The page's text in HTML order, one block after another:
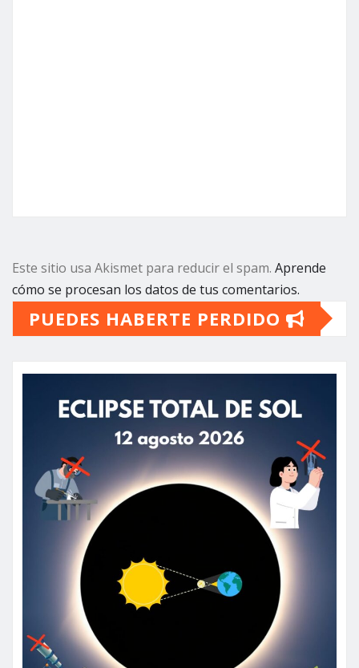
Este sitio usa Akismet para reducir el spam. Aprende
cómo se procesan los datos de tus comentarios.
PUEDES HABERTE PERDIDO